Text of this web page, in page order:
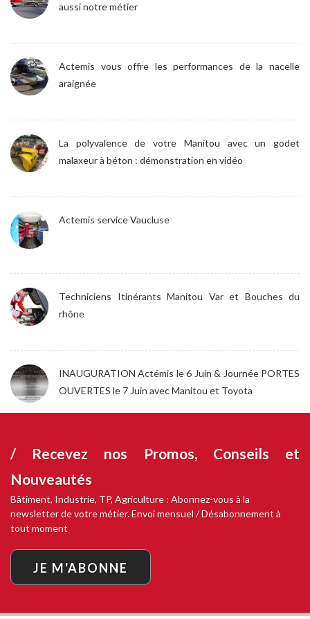
aussi notre métier
Actemis vous offre les performances de la nacelle
araignée
La polyvalence de votre Manitou avec un godet
malaxeur à béton : démonstration en vidéo
Actemis service Vaucluse
Techniciens Itinérants Manitou Var et Bouches du
rhône
INAUGURATION Actémis le 6 Juin & Journée PORTES
OUVERTES le 7 Juin avec Manitou et Toyota
/ Recevez nos Promos, Conseils et
Nouveautés
Bâtiment, Industrie, TP, Agriculture : Abonnez-vous à la
newsletter de votre métier. Envoi mensuel / Désabonnement à
tout moment
JE M'ABONNE